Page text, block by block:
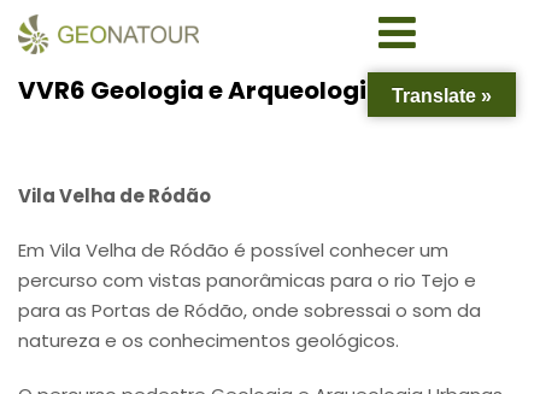
VVR6 Geologia e Arqueologia Urbanas
Vila Velha de Ródão
Em Vila Velha de Ródão é possível conhecer um
percurso com vistas panorâmicas para o rio Tejo e
para as Portas de Ródão, onde sobressai o som da
natureza e os conhecimentos geológicos.
Translate »